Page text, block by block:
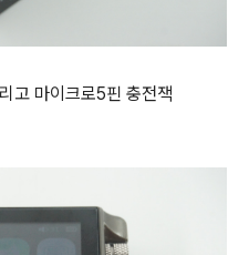
고 마이크로5핀 충전잭